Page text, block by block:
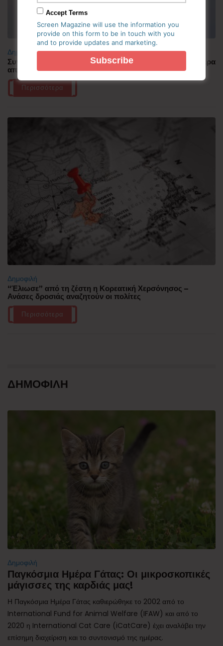
Δημοφιλή
Συνελήφθη πιλότος αεροπορικής εταιρείας με περισσότερα
από 70.000 χάπια ecstasy στην Ινδονησία
Περισσότερα
Δημοφιλή
“Έλιωσε” από τη ζέστη η Κορεατική Χερσόνησος –
Ανάσες δροσιάς αναζητούν οι πολίτες
Περισσότερα
ΔΗΜΟΦΙΛΗ
Δημοφιλή
Παγκόσμια Ημέρα Γάτας: Οι μικροσκοπικές
μάγισσες της καρδιάς μας!
Η Παγκόσμια Ημέρα Γάτας καθιερώθηκε το 2002 από το
International Fund for Animal Welfare (IFAW) και από το
2020 η International Cat Care (iCatCare) έχει αναλάβει την
επίσημη διαχείριση και το συντονισμό της ημέρας.
Accept Terms
Screen Magazine will use the information you
provide on this form to be in touch with you
and to provide updates and marketing.